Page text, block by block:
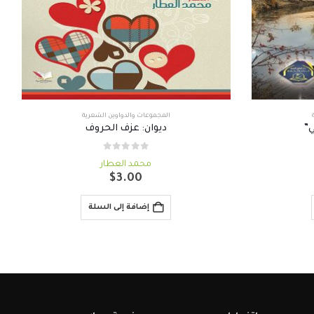
المجموعات والدواوين الشعرية
ديوان: عزف الحروف
محمد العطار
$3.00
إضافة إلى السلة